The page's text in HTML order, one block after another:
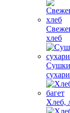
хлеб
сухари
Хлеб,